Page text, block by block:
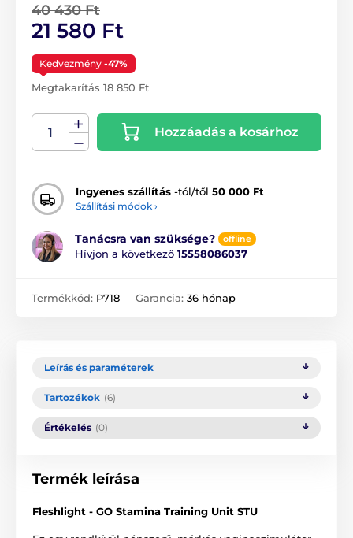
40 430 Ft
21 580 Ft
Kedvezmény -47%
Megtakarítás 18 850 Ft
Hozzáadás a kosárhoz
Ingyenes szállítás -tól/től 50 000 Ft
Szállítási módok ›
Tanácsra van szüksége? offline
Hívjon a következő 15558086037
Termékkód: P718 Garancia: 36 hónap
Leírás és paraméterek
Tartozékok (6)
Értékelés (0)
Termék leírása
Fleshlight - GO Stamina Training Unit STU